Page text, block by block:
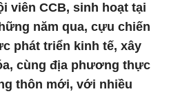
viên CCB, sinh hoạt tại
năm qua, cựu chiến
phát triển kinh tế, xây
cùng địa phương thực
thôn mới, với nhiều